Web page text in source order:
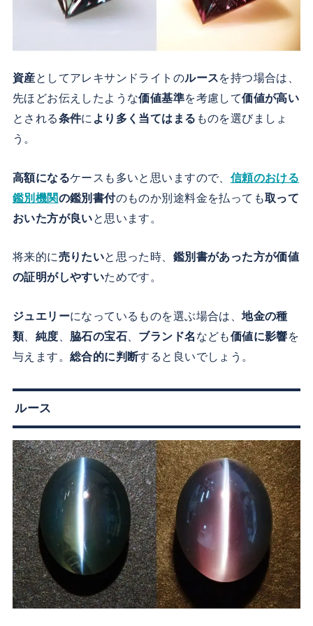
資産としてアレキサンドライトのルースを持つ場合は、
先ほどお伝えしたような価値基準を考慮して価値が高い
とされる条件に より多く当てはまる ものを選びましょ
う。
高額になるケースも多いと思いますので、 信頼のおける
鑑別機関の鑑別書付のものか別途料金を払っても取って
おいた方が良いと思います。
将来的に売りたいと思った時、 鑑別書があった方が価値
の証明がしやすいためです。
ジュエリーになっているものを選ぶ場合は、地金の種
類、 純度 脇石の宝石 ブランド名 なども価値に影響を
与えます。 総合的に判断すると良いでしょう。
ルース